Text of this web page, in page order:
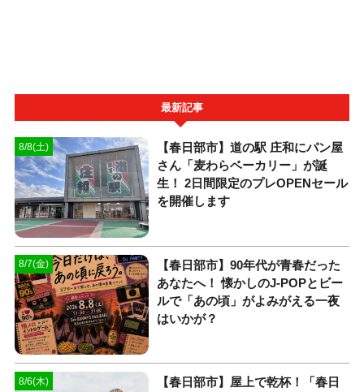
最新記事
8/8(土)
【春日部市】道の駅 庄和にパン屋
さん「麦わらベーカリー」が誕
生！ 2日間限定のプレOPENセール
を開催します
8/7(金)
【春日部市】90年代が青春だった
あなたへ！ 懐かしのJ-POPとビー
ルで「あの頃」がよみがえる一夜
はいかが？
8/6(木)
【春日部市】屋上で乾杯！「春日